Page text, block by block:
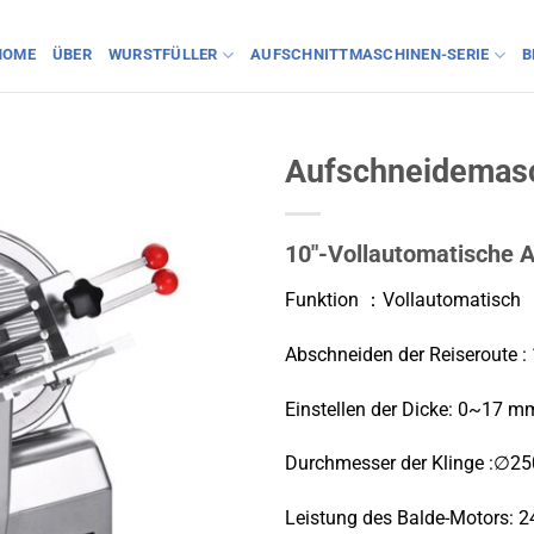
ÜBER WURSTFÜLLER AUFSCHNITTMASCHINEN-SERIE
10"-Vollautomatische
Funktion ：Vollautomatisch
Abschneiden der Reiseroute :
Einstellen der Dicke: 0~17
Durchmesser der Klinge
Leistung des Balde-Motors: